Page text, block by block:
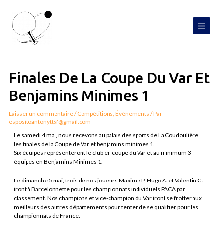
contenu
Finales De La Coupe Du Var Et
Benjamins Minimes 1
Laisser un commentaire/Compétitions,Événements / Par
espositoantonyttsf@gmail.com
Le samedi 4 mai, nous recevons au palais des sports de La Coudoulière
les finales de la Coupe de Var et benjamins minimes 1.
Six équipes représenteront le club en coupe du Var et au minimum 3
équipes en Benjamins Minimes 1.
Le dimanche 5 mai, trois de nos joueurs Maxime P, Hugo A. et Valentin G.
iront à Barcelonnette pour les championnats individuels PACA par
classement. Nos champions et vice-champion du Var iront se frotter aux
meilleurs des autres départements pour tenter de se qualifier pour les
championnats de France.
l’article